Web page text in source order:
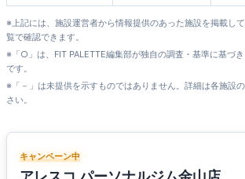
※上記には、施設運営者から情報提供のあった施設を掲載し
覧で確認できます。
※「○」は、FIT PALETTE編集部が独自の調査・基準に基づ
です。
※「－」は未提供を示すものではありません。詳細は各施設
さい。
キャンペーン中